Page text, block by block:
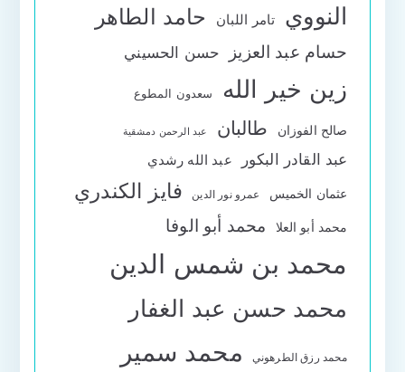
النووي تامر اللبان حامد الطاهر
حسام عبد العزيز حسن الحسيني
زين خير الله سعدون المطوع
صالح الفوزان طالبان عبد الرحمن دمشقية
عبد القادر البكور عبد الله رشدي
عثمان الخميس عمرو نور الدين فايز الكندري
محمد أبو العلا محمد أبو الوفا
محمد بن شمس الدين
محمد حسن عبد الغفار
محمد رزق الطرهوني محمد سمير